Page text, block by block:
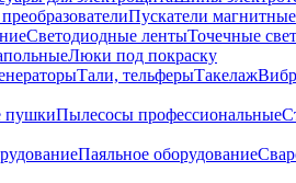
Пускатели магнитные
Светодиодные лентыТочечные
Люки под покраску
Тали, тельферыТакелаж
пушкиПылесосы профессиональные
Паяльное оборудование